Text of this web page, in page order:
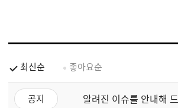
최신순 좋아요순
공지 알려진 이슈를 안내해